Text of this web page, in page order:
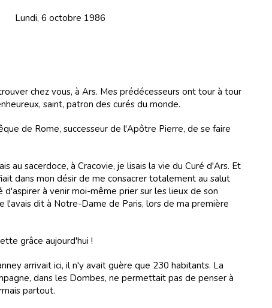
Lundi, 6 octobre 1986
chez vous, à Ars. Mes prédécesseurs ont tour à tour
saint, patron des curés du monde.
de Rome, successeur de l'Apôtre Pierre, de se faire
au sacerdoce, à Cracovie, je lisais la vie du Curé d'Ars. Et
dans mon désir de me consacrer totalement au salut
d'aspirer à venir moi-même prier sur les lieux de son
l'avais dit à Notre-Dame de Paris, lors de ma première
grâce aujourd'hui !
arrivait ici, il n'y avait guère que 230 habitants. La
dans les Dombes, ne permettait pas de penser à
partout.